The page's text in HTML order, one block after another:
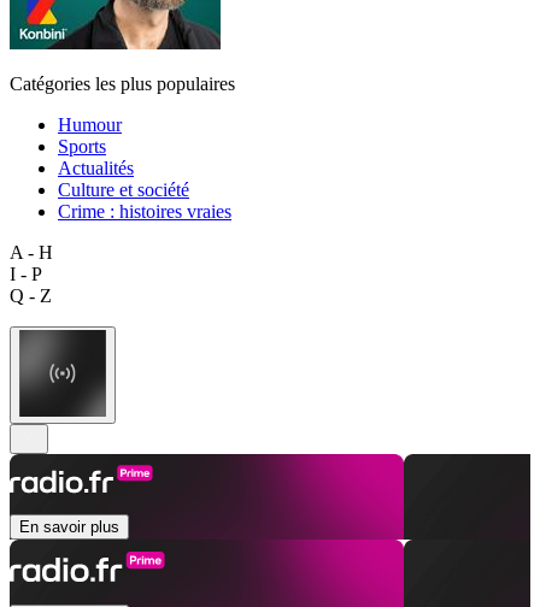
Catégories les plus populaires
Humour
Sports
Actualités
Culture et société
Crime : histoires vraies
A - H
I - P
Q - Z
En savoir plus